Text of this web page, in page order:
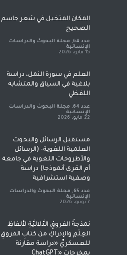
المكان المتخيل في شعر جاسم
الصحيح
عدد 64 , مجلة البحوث والدراسات
الإنسانية
15 مايو، 2026
العلم في سورة النمل، دراسة
بلاغية في السياق والمتشابه
اللفظي
عدد 64 , مجلة البحوث والدراسات
الإنسانية
22 مايو، 2026
مستقبل الرسائل والبحوث
العلمية اللغوية- (الرسائل
والأطروحات اللغوية في جامعة
أم القرى أنموذجا) دراسة
وصفية استشرافية
عدد 65 , مجلة البحوث والدراسات
الإنسانية
7 يونيو، 2026
نمذجةُ الفروقِ الدَّلاليَّةِ لألفاظِ
العِلْمِ والإدراكِ من كتابِ الفروقِ
للعسكريِّ «دراسة مقارنة
بمخرجاتِ «ChatGPT